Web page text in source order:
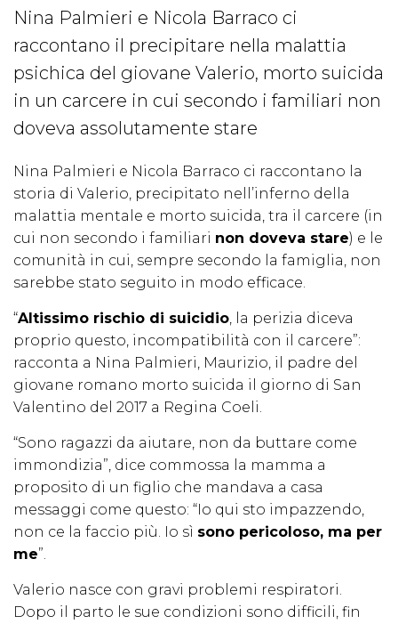
Nina Palmieri e Nicola Barraco ci
raccontano il precipitare nella malattia
psichica del giovane Valerio, morto suicida
in un carcere in cui secondo i familiari non
doveva assolutamente stare
Nina Palmieri e Nicola Barraco ci raccontano la
storia di Valerio, precipitato nell’inferno della
malattia mentale e morto suicida, tra il carcere (in
cui non secondo i familiari non doveva stare) e le
comunità in cui, sempre secondo la famiglia, non
sarebbe stato seguito in modo efficace.
“Altissimo rischio di suicidio, la perizia diceva
proprio questo, incompatibilità con il carcere”:
racconta a Nina Palmieri, Maurizio, il padre del
giovane romano morto suicida il giorno di San
Valentino del 2017 a Regina Coeli.
“Sono ragazzi da aiutare, non da buttare come
immondizia”, dice commossa la mamma a
proposito di un figlio che mandava a casa
messaggi come questo: “Io qui sto impazzendo,
non ce la faccio più. Io sì sono pericoloso, ma per
me”.
Valerio nasce con gravi problemi respiratori.
Dopo il parto le sue condizioni sono difficili, fin